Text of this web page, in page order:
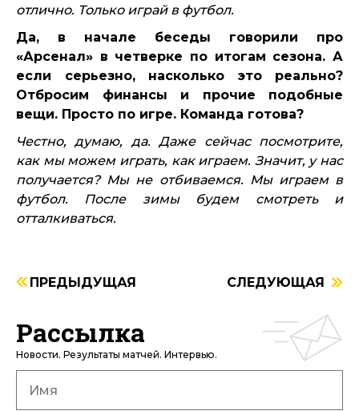
отлично. Только играй в футбол.
Да, в начале беседы говорили про
«Арсенал» в четверке по итогам сезона. А
если серьезно, насколько это реально?
Отбросим финансы и прочие подобные
вещи. Просто по игре. Команда готова?
Честно, думаю, да. Даже сейчас посмотрите,
как мы можем играть, как играем. Значит, у нас
получается? Мы не отбиваемся. Мы играем в
футбол. После зимы будем смотреть и
отталкиваться.
ПРЕДЫДУЩАЯ СЛЕДУЮЩАЯ
Рассылка
Новости. Результаты матчей. Интервью.